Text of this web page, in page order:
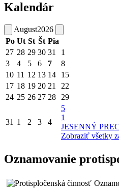
Kalendár
August2026
Po Ut St Št Pia
27 28 29 30 31 1
3
4 5 6 7 8
10 11 12 13 14 15
17 18 19 20 21 22
24 25 26 27 28 29
31 1 2 3 4
5
1
JESENNÝ
Zobraziť všetky
Oznamovanie